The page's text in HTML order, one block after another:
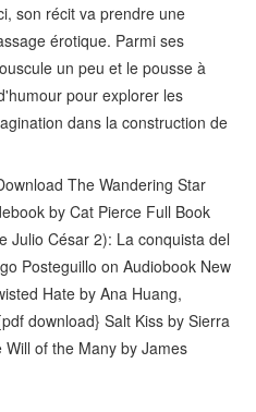
son récit va prendre une
érotique. Parmi ses
un peu et le pousse à
pour explorer les
dans la construction de
The Wandering Star
by Cat Pierce Full Book
Julio César 2): La conquista del
Posteguillo on Audiobook New
Hate by Ana Huang,
download} Salt Kiss by Sierra
Will of the Many by James